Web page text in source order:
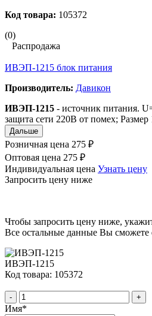
Код товара: 105372
(0)
Распродажа
ИВЭП-1215 блок питания
Производитель: Давикон
ИВЭП-1215 - источник питания.
защита сети 220В от помех;
Дальше
Розничная цена 275 ₽
Оптовая цена 275 ₽
Индивидуальная цена Узнать цену
Запросить цену ниже
Чтобы запросить цену ниже,
Все остальные данные Вы сможете
ИВЭП-1215
Код товара: 105372
- +
Имя*